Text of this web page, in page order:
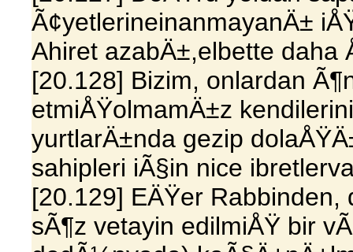
Ã¢yetlerineinanmayanÄ±
Ahiret azabÄ±,elbette daha
[20.128] Bizim, onlardan
etmiÅŸolmamÄ±z
yurtlarÄ±nda gezip
sahipleri iÃ§in nice
[20.129] EÄŸer
sÃ¶z vetayin edilmiÅŸ bir